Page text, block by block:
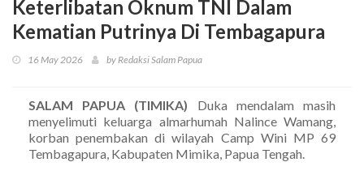
Keterlibatan Oknum TNI Dalam
Kematian Putrinya Di Tembagapura
16 May 2026 by Redaksi Salam Papua
SALAM PAPUA (TIMIKA) Duka mendalam masih
menyelimuti keluarga almarhumah Nalince Wamang,
korban penembakan di wilayah Camp Wini MP 69
Tembagapura, Kabupaten Mimika, Papua Tengah.